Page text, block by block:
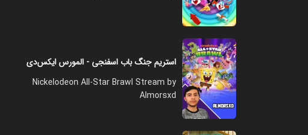
استریم جنگ باب اسفنجی - المورس ایکس‌دی
Nickelodeon All-Star Brawl Stream by
Almorsxd